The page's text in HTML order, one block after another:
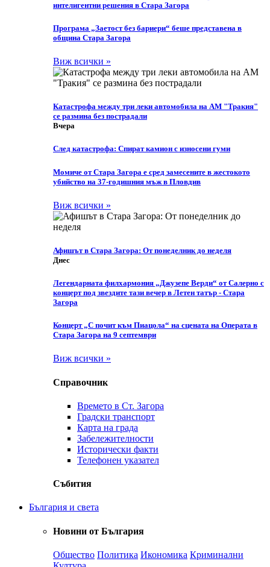
интелигентни решения в Стара Загора
Програма „Заетост без бариери“ беше представена в
община Стара Загора
Виж всички »
Катастрофа между три леки автомобила на АМ "Тракия"
се размина без пострадали
Вчера
След катастрофа: Спират камион с износени гуми
Момиче от Стара Загора е сред замесените в жестокото
убийство на 37-годишния мъж в Пловдив
Виж всички »
Афишът в Стара Загора: От понеделник до неделя
Днес
Легендарната филхармония „Джузепе Верди“ от Салерно с
концерт под звездите тази вечер в Летен татър - Стара
Загора
Концерт „С почит към Пиацола“ на сцената на Операта в
Стара Загора на 9 септември
Виж всички »
Справочник
Времето в Ст. Загора
Градски транспорт
Карта на града
Забележителности
Исторически факти
Телефонен указател
Събития
България и света
Новини от България
Общество Политика Икономика Криминални